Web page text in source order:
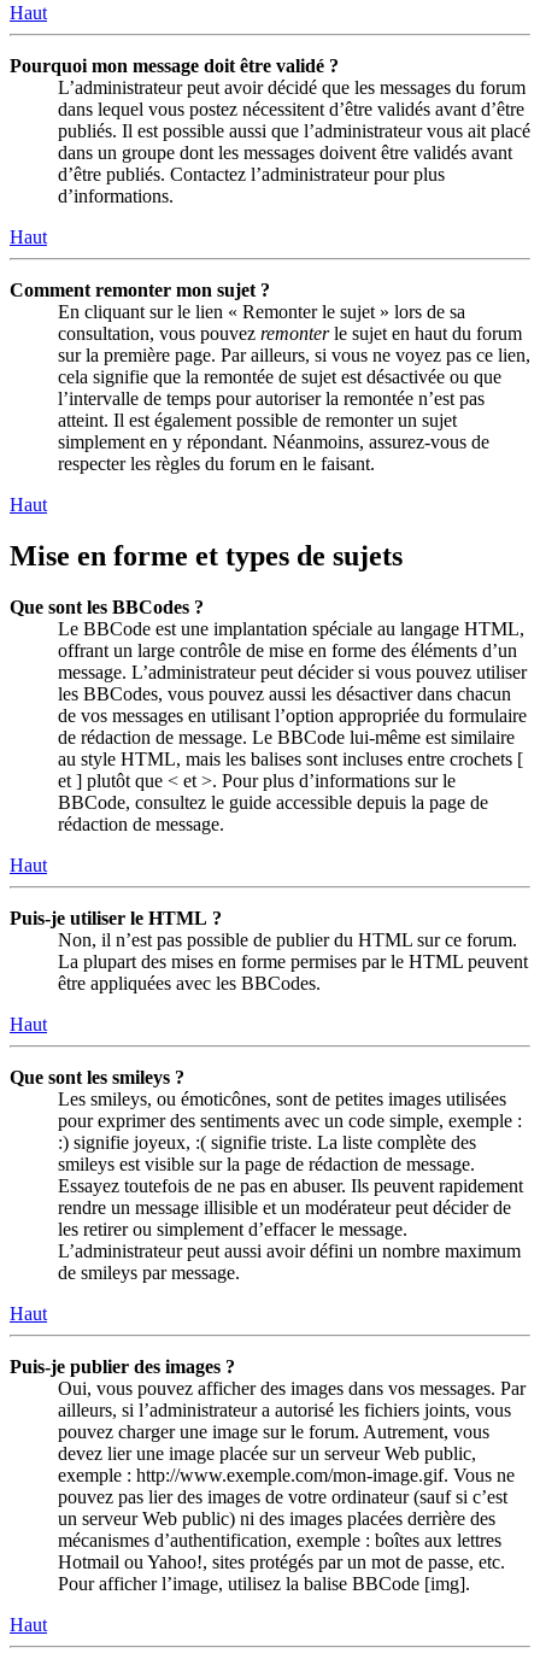
Haut
Pourquoi mon message doit être validé ?
L’administrateur peut avoir décidé que les messages du forum
dans lequel vous postez nécessitent d’être validés avant d’être
publiés. Il est possible aussi que l’administrateur vous ait placé
dans un groupe dont les messages doivent être validés avant
d’être publiés. Contactez l’administrateur pour plus
d’informations.
Haut
Comment remonter mon sujet ?
En cliquant sur le lien « Remonter le sujet » lors de sa
consultation, vous pouvez remonterle sujet en haut du forum
sur la première page. Par ailleurs, si vous ne voyez pas ce lien,
cela signifie que la remontée de sujet est désactivée ou que
l’intervalle de temps pour autoriser la remontée n’est pas
atteint. Il est également possible de remonter un sujet
simplement en y répondant. Néanmoins, assurez-vous de
respecter les règles du forum en le faisant.
Haut
Mise en forme et types de sujets
Que sont les BBCodes ?
Le BBCode est une implantation spéciale au langage HTML,
offrant un large contrôle de mise en forme des éléments d’un
message. L’administrateur peut décider si vous pouvez utiliser
les BBCodes, vous pouvez aussi les désactiver dans chacun
de vos messages en utilisant l’option appropriée du formulaire
de rédaction de message. Le BBCode lui-même est similaire
au style HTML, mais les balises sont incluses entre crochets [
et ] plutôt que < et >. Pour plus d’informations sur le
BBCode, consultez le guide accessible depuis la page de
rédaction de message.
Haut
Puis-je utiliser le HTML ?
Non, il n’est pas possible de publier du HTML sur ce forum.
La plupart des mises en forme permises par le HTML peuvent
être appliquées avec les BBCodes.
Haut
Que sont les smileys ?
Les smileys, ou émoticônes, sont de petites images utilisées
pour exprimer des sentiments avec un code simple, exemple :
:) signifie joyeux, :( signifie triste. La liste complète des
smileys est visible sur la page de rédaction de message.
Essayez toutefois de ne pas en abuser. Ils peuvent rapidement
rendre un message illisible et un modérateur peut décider de
les retirer ou simplement d’effacer le message.
L’administrateur peut aussi avoir défini un nombre maximum
de smileys par message.
Haut
Puis-je publier des images ?
Oui, vous pouvez afficher des images dans vos messages. Par
ailleurs, si l’administrateur a autorisé les fichiers joints, vous
pouvez charger une image sur le forum. Autrement, vous
devez lier une image placée sur un serveur Web public,
exemple : http://www.exemple.com/mon-image.gif. Vous ne
pouvez pas lier des images de votre ordinateur (sauf si c’est
un serveur Web public) ni des images placées derrière des
mécanismes d’authentification, exemple : boîtes aux lettres
Hotmail ou Yahoo!, sites protégés par un mot de passe, etc.
Pour afficher l’image, utilisez la balise BBCode [img].
Haut